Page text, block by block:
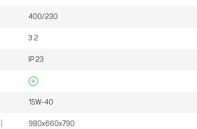
контролировать основные параметры работы:
400/230
3.2
IP 23
15W-40
980х660х790